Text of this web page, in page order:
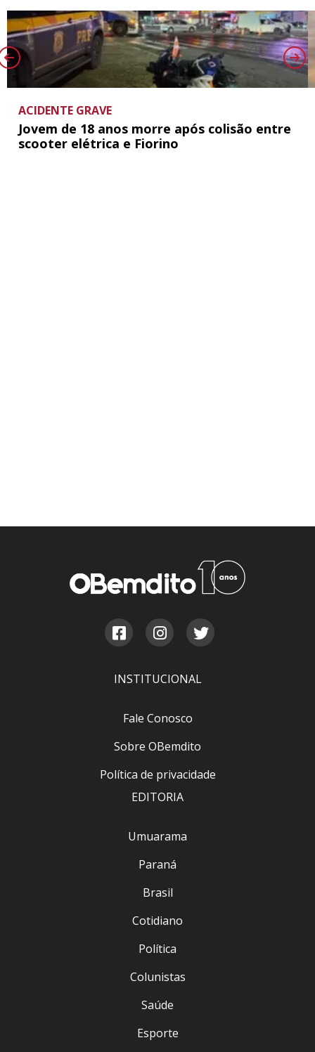
ACIDENTE GRAVE
Jovem de 18 anos morre após colisão entre
scooter elétrica e Fiorino
INSTITUCIONAL
Fale Conosco
Sobre OBemdito
Política de privacidade
EDITORIA
Umuarama
Paraná
Brasil
Cotidiano
Política
Colunistas
Saúde
Esporte